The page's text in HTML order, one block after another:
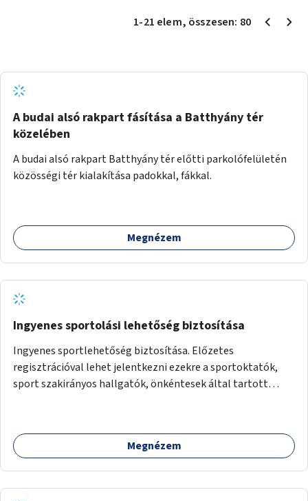
1-21 elem, összesen: 80
A budai alsó rakpart fásítása a Batthyány tér
közelében
A budai alsó rakpart Batthyány tér előtti parkolófelületén
közösségi tér kialakítása padokkal, fákkal.
Megnézem
Ingyenes sportolási lehetőség biztosítása
Ingyenes sportlehetőség biztosítása. Előzetes
regisztrációval lehet jelentkezni ezekre a sportoktatók,
sport szakirányos hallgatók, önkéntesek által tartott
Megnézem